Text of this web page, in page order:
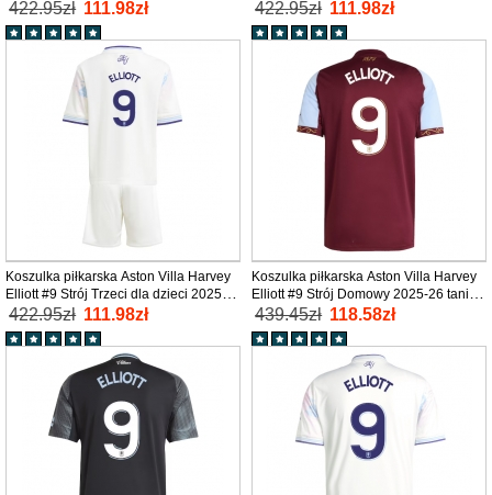
2025-26 tanio Krótki Rękaw (+ Krótkie
spodenki)
422.95zł 111.98zł
2025-26 tanio Krótki Rękaw (+ Krótkie
spodenki)
422.95zł 111.98zł
Koszulka piłkarska Aston Villa Harvey
Elliott #9 Strój Trzeci dla dzieci 2025-
26 tanio Krótki Rękaw (+ Krótkie
spodenki)
422.95zł 111.98zł
Koszulka piłkarska Aston Villa Harvey
Elliott #9 Strój Domowy 2025-26 tanio
Krótki Rękaw
439.45zł 118.58zł